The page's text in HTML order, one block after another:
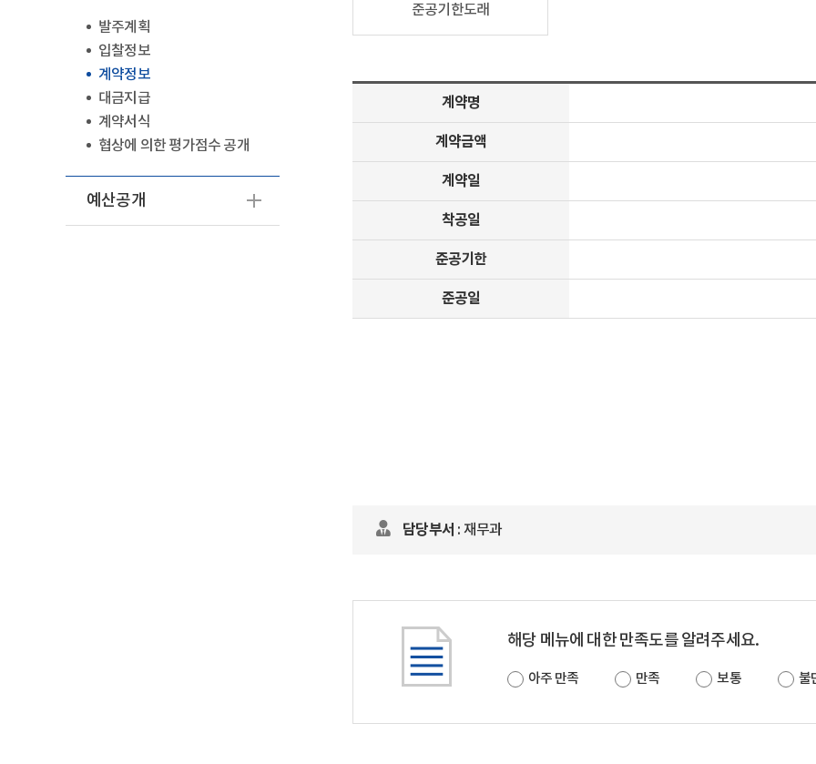
발주계획
입찰정보
계약정보
대금지급
계약서식
협상에 의한 평가점수 공개
예산공개
준공기한도래
계약명
계약금액
계약일
착공일
준공기한
준공일
담당부서 : 재무과
해당 메뉴에 대한 만족도를 알려주세요.
아주 만족 만족 보통 불